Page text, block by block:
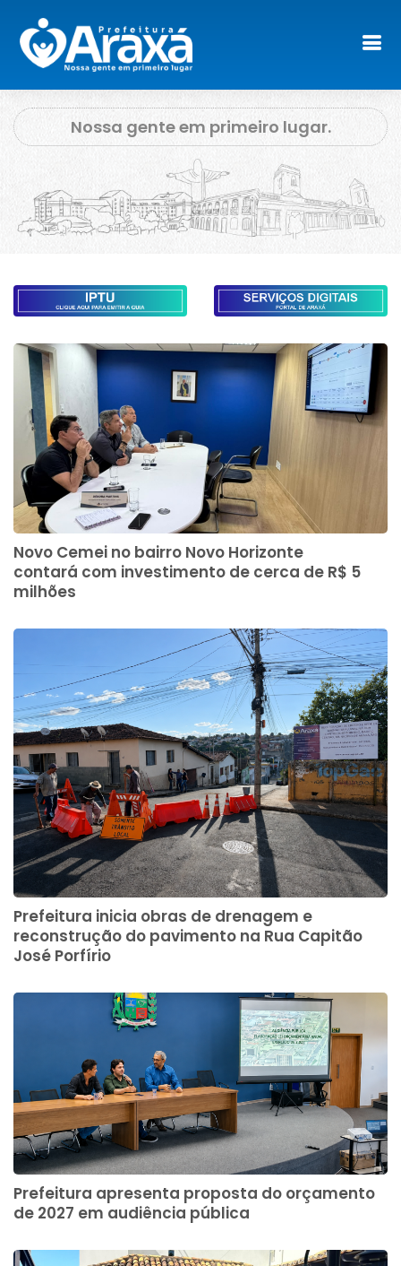
Nossa gente em primeiro lugar.
Novo Cemei no bairro Novo Horizonte
contará com investimento de cerca de R$ 5
milhões
Prefeitura inicia obras de drenagem e
reconstrução do pavimento na Rua Capitão
José Porfírio
Prefeitura apresenta proposta do orçamento
de 2027 em audiência pública